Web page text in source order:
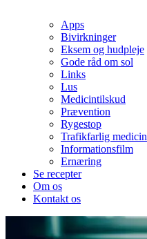
Apps
Bivirkninger
Eksem og hudpleje
Gode råd om sol
Links
Lus
Medicintilskud
Prævention
Rygestop
Trafikfarlig medicin
Informationsfilm
Ernæring
Se recepter
Om os
Kontakt os